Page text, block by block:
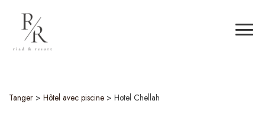
Tanger > Hôtel avec piscine > Hotel Chellah